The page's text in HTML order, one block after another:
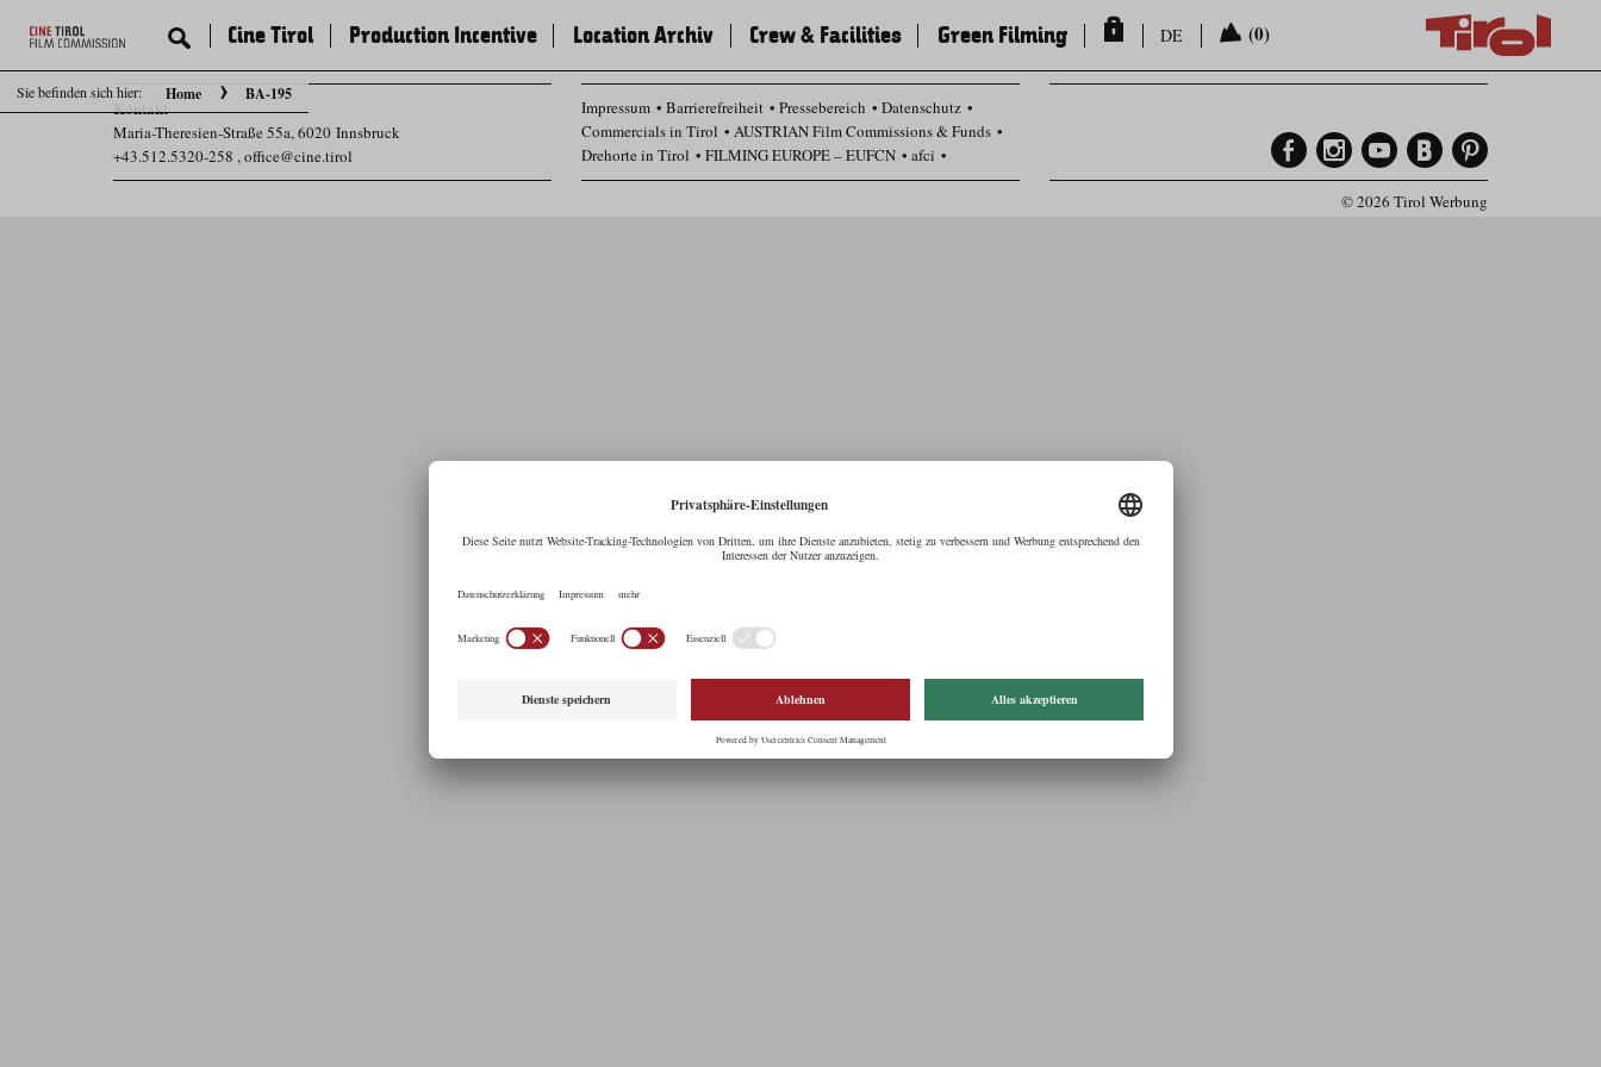
Sie befinden sich hier: Home BA-195
Cine Tirol Production Incentive Location Archiv Crew & Facilities Green Filming DE (0)
Kontakt
Maria-Theresien-Straße 55a, 6020 Innsbruck
+43.512.5320-258 ,office@cine.tirol
Impressum Barrierefreiheit Pressebereich
Datenschutz
Commercials in Tirol
AUSTRIAN Film Commissions & Funds
Drehorte in Tirol
FILMING EUROPE – EUFCN
afci
Datenschutz Einstellungen
© 2026 Tirol Werbung